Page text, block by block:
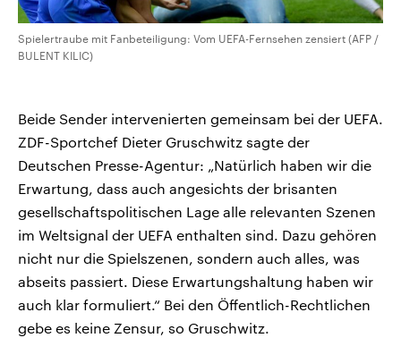
Spielertraube mit Fanbeteiligung: Vom UEFA-Fernsehen zensiert (AFP /
BULENT KILIC)
Beide Sender intervenierten gemeinsam bei der UEFA.
ZDF-Sportchef Dieter Gruschwitz sagte der
Deutschen Presse-Agentur: „Natürlich haben wir die
Erwartung, dass auch angesichts der brisanten
gesellschaftspolitischen Lage alle relevanten Szenen
im Weltsignal der UEFA enthalten sind. Dazu gehören
nicht nur die Spielszenen, sondern auch alles, was
abseits passiert. Diese Erwartungshaltung haben wir
auch klar formuliert.“ Bei den Öffentlich-Rechtlichen
gebe es keine Zensur, so Gruschwitz.